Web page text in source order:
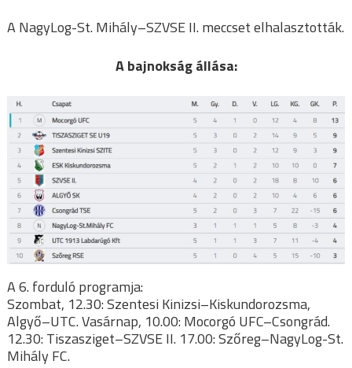
A NagyLog-St. Mihály–SZVSE II. meccset elhalasztották.
A bajnokság állása:
A 6. forduló programja:
Szombat, 12.30: Szentesi Kinizsi–Kiskundorozsma,
Algyő–UTC. Vasárnap, 10.00: Mocorgó UFC–Csongrád.
12.30: Tiszasziget–SZVSE II. 17.00: Szőreg–NagyLog-St.
Mihály FC.